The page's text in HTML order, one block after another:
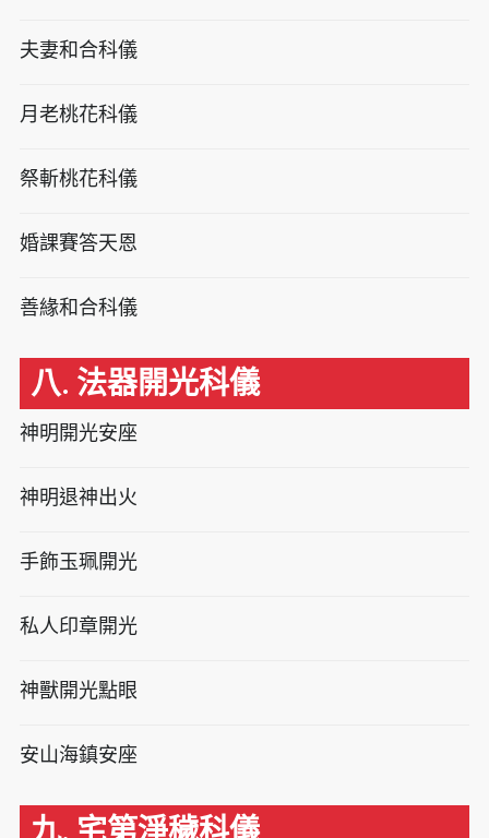
夫妻和合科儀
月老桃花科儀
祭斬桃花科儀
婚課賽答天恩
善緣和合科儀
八. 法器開光科儀
神明開光安座
神明退神出火
手飾玉珮開光
私人印章開光
神獸開光點眼
安山海鎮安座